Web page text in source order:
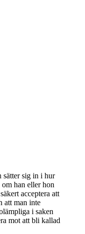
sätter sig in i hur
han eller hon
acceptera att
att man inte
i saken
mot att bli kallad